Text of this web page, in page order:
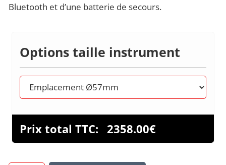
Bluetooth et d’une batterie de secours.
Options taille instrument
Prix total TTC: €
2358.00